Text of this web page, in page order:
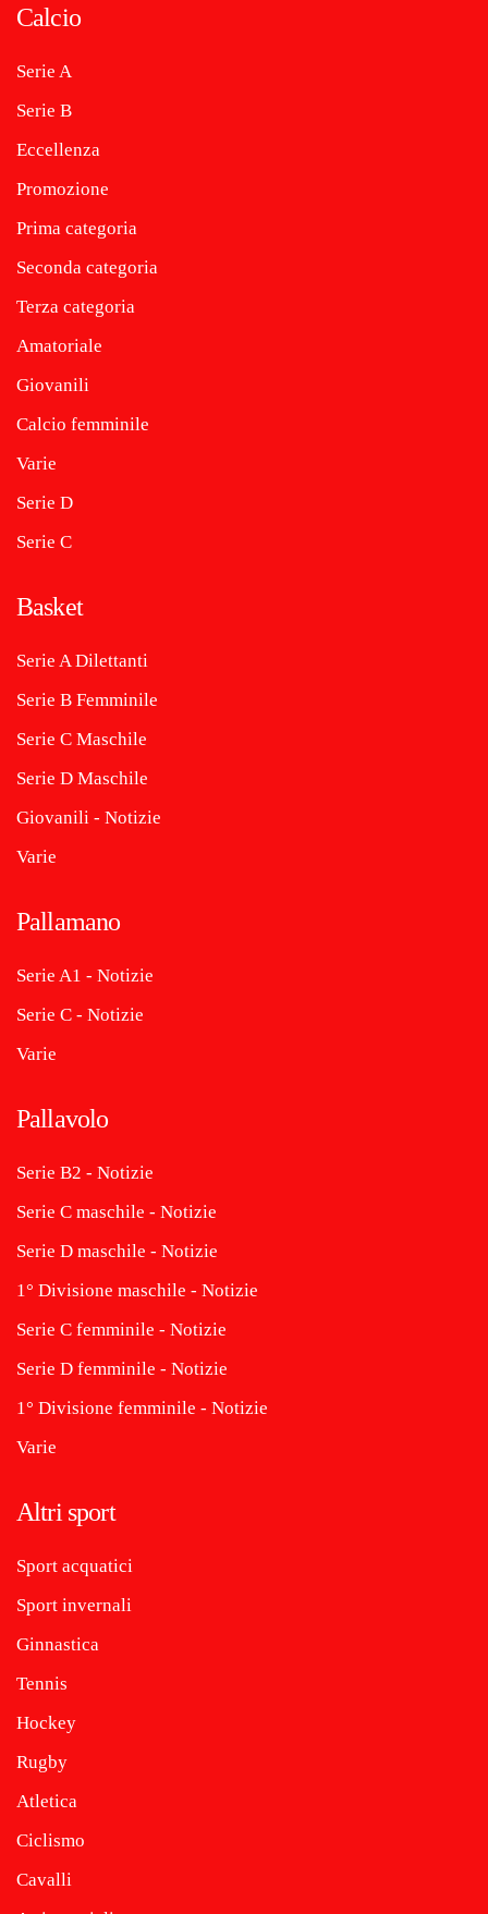
Calcio
Serie A
Serie B
Eccellenza
Promozione
Prima categoria
Seconda categoria
Terza categoria
Amatoriale
Giovanili
Calcio femminile
Varie
Serie D
Serie C
Basket
Serie A Dilettanti
Serie B Femminile
Serie C Maschile
Serie D Maschile
Giovanili - Notizie
Varie
Pallamano
Serie A1 - Notizie
Serie C - Notizie
Varie
Pallavolo
Serie B2 - Notizie
Serie C maschile - Notizie
Serie D maschile - Notizie
1° Divisione maschile - Notizie
Serie C femminile - Notizie
Serie D femminile - Notizie
1° Divisione femminile - Notizie
Varie
Altri sport
Sport acquatici
Sport invernali
Ginnastica
Tennis
Hockey
Rugby
Atletica
Ciclismo
Cavalli